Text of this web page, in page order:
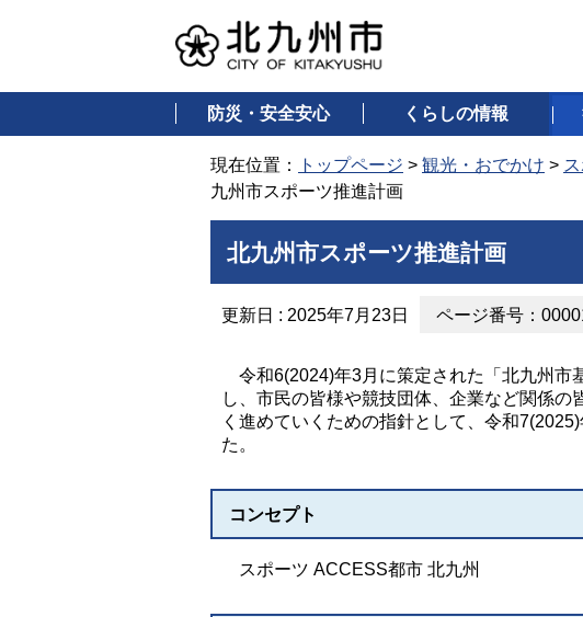
防災・安全安心 くらしの情報
現在位置： トップページ > 観光・おでかけ >
九州市スポーツ推進計画
北九州市スポーツ推進計画
更新日 : 2025年7月23日 ページ番号：
令和6(2024)年3月に策定された「北九州市
し、市民の皆様や競技団体、企業など関係
く進めていくための指針として、令和
た。
コンセプト
スポーツ ACCESS都市 北九州